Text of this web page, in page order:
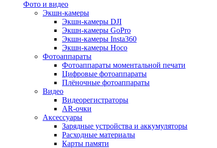
Фото и видео
Экшн-камеры
Экшн-камеры DJI
Экшн-камеры GoPro
Экшн-камеры Insta360
Экшн-камеры Hoco
Фотоаппараты
Фотоаппараты моментальной печати
Цифровые фотоаппараты
Плёночные фотоаппараты
Видео
Видеорегистраторы
AR-очки
Аксессуары
Зарядные устройства и аккумуляторы
Расходные материалы
Карты памяти